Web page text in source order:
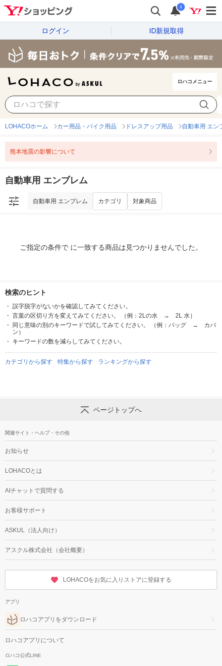
i
ログイン ID新規取得
ロハコメニュー
自動車用 エンブレム
LOHACOホーム カー用品・バイク用品 ドレスアップ用品 自動車用 エン
熊本地震の影響について
自動車用 エンブレム
自動車用 エンブレム カテゴリ 対象商品
ご指定の条件で に一致する商品は見つかりませんでした。
検索のヒント
誤字脱字がないかを確認してみてください。
言葉の区切り方を変えてみてください。 （例：2Lの水 → 2L 水）
同じ意味の別のキーワードで試してみてください。 （例：バッグ → カバ
ン）
キーワードの数を減らしてみてください。
カテゴリから探す 特集から探す ランキングから探す
ページトップへ
関連サイト・ヘルプ・その他
お知らせ
LOHACOとは
AIチャットで質問する
お客様サポート
ASKUL（法人向け）
アスクル株式会社（会社概要）
LOHACOをお気に入りストアに登録する
アプリ
ロハコアプリをダウンロード
ロハコアプリについて
ロハコ公式LINE